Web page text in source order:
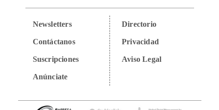
Newsletters
Contáctanos
Suscripciones
Anúnciate
Directorio
Privacidad
Aviso Legal